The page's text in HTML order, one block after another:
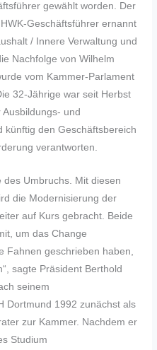
gewählt worden. Der
Geschäftsführer ernannt
/ Innere Verwaltung und
Nachfolge von Wilhelm
vom Kammer-Parlament
32-Jährige war seit Herbst
und
künftig den Geschäftsbereich
verantworten.
des Umbruchs. Mit diesen
die Modernisierung der
auf Kurs gebracht. Beide
um das Change
Fahnen geschrieben haben,
sagte Präsident Berthold
seinem
Dortmund 1992 zunächst als
zur Kammer. Nachdem er
Studium